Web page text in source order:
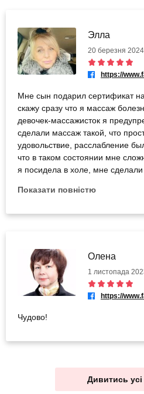
Элла
20 березня 2024
Мне сын подарил сертификат
скажу сразу что я массаж
девочек-массажисток я
сделали массаж такой, что
удовольствие, расслабление
что в таком состоянии мне
я посидела в холе, мне
Спасибо большое моим
Показати повністю
Олена
1 листопада
Чудово!
Дивитись усі